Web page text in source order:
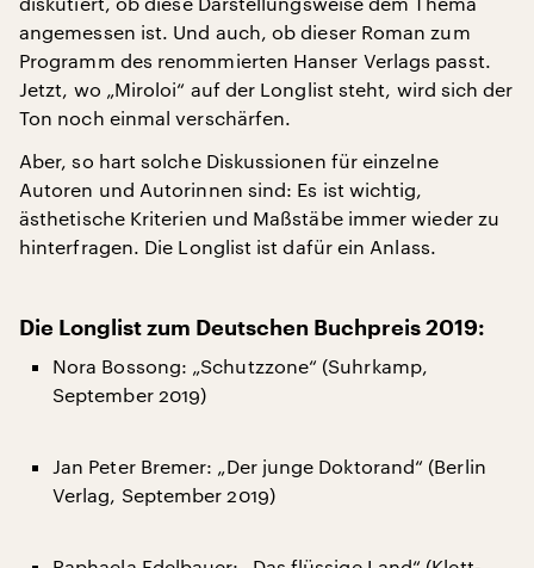
angemessen ist. Und auch, ob dieser Roman zum
Programm des renommierten Hanser Verlags passt.
Jetzt, wo „Miroloi“ auf der Longlist steht, wird sich der
Ton noch einmal verschärfen.
Aber, so hart solche Diskussionen für einzelne
Autoren und Autorinnen sind: Es ist wichtig,
ästhetische Kriterien und Maßstäbe immer wieder zu
hinterfragen. Die Longlist ist dafür ein Anlass.
Die Longlist zum Deutschen Buchpreis 2019:
Nora Bossong: „Schutzzone“ (Suhrkamp,
September 2019)
Jan Peter Bremer: „Der junge Doktorand“ (Berlin
Verlag, September 2019)